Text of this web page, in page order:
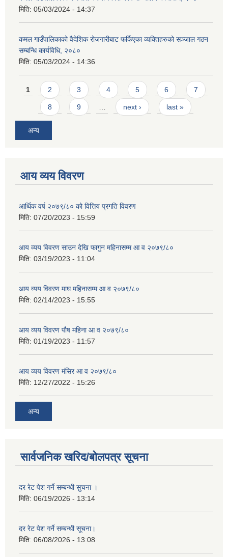
मिति: 05/03/2024 - 14:37
कमल गाउँपालिकाको वैदेशिक रोजगारीबाट फर्किएका व्यक्तिहरुको सञ्जाल गठन
सम्बन्धि कार्यविधि, २०८०
मिति: 05/03/2024 - 14:36
Pages
1 2 3 4 5 6 7
8 9 next › last »
अन्य
आय व्यय विवरण
आर्थिक वर्ष २०७९/८० को वित्तिय प्रगति विवरण
मिति: 07/20/2023 - 15:59
आय व्यय विवरण साउन देखि फागुन महिनासम्म आ व २०७९/८०
मिति: 03/19/2023 - 11:04
आय व्यय विवरण माघ महिनासम्म आ व २०७९/८०
मिति: 02/14/2023 - 15:55
आय व्यय विवरण पौष महिना आ व २०७९/८०
मिति: 01/19/2023 - 11:57
आय व्यय विवरण मंसिर आ व २०७९/८०
मिति: 12/27/2022 - 15:26
अन्य
सार्वजनिक खरिद/बोलपत्र सूचना
दर रेट पेश गर्ने सम्बन्धी सुचना ।
मिति: 06/19/2026 - 13:14
दर रेट पेश गर्ने सम्बन्धी सूचना।
मिति: 06/08/2026 - 13:08